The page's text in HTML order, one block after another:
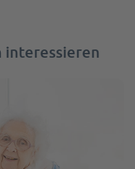
interessieren